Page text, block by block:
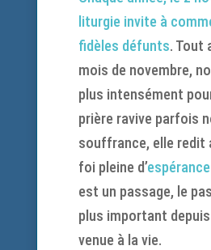
liturgie invite à
fidèles défunts. Tout
mois de novembre,
plus intensément
prière ravive parfois
souffrance, elle redit
foi pleine d’espérance
est un passage, le
plus important
venue à la vie.